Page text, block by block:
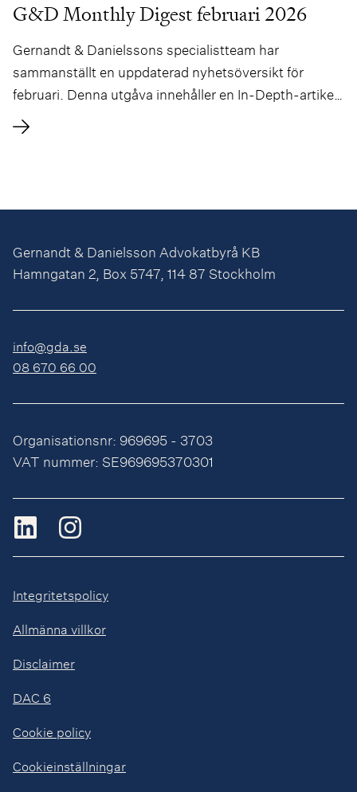
G&D Monthly Digest februari 2026
Gernandt & Danielssons specialistteam har
sammanställt en uppdaterad nyhetsöversikt för
februari. Denna utgåva innehåller en In-Depth-artikel
om Sveriges anpassning till EU:s AI-förordning och
NIS2-direktivet, författad av Astrid Svensson.
Gernandt & Danielsson Advokatbyrå KB
Hamngatan 2, Box 5747, 114 87 Stockholm
info@gda.se
08 670 66 00
Organisationsnr: 969695 - 3703
VAT nummer: SE969695370301
Integritetspolicy
Allmänna villkor
Disclaimer
DAC 6
Cookie policy
Cookieinställningar